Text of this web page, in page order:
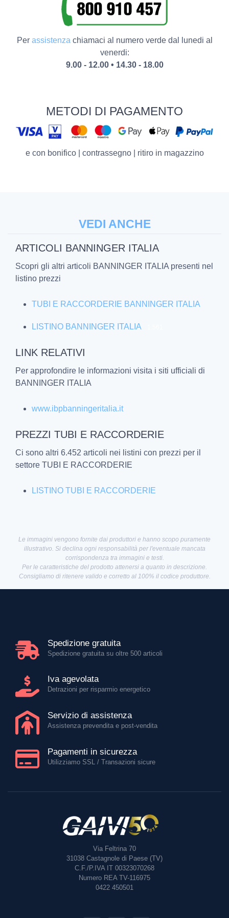
Per assistenzachiamaci al numero verde dal lunedi al
venerdi:
9.00 - 12.00 • 14.30 - 18.00
METODI DI PAGAMENTO
e con bonifico | contrassegno | ritiro in magazzino
VEDI ANCHE
ARTICOLI BANNINGER ITALIA
Scopri gli altri articoli BANNINGER ITALIA presenti nel
listino prezzi
TUBI E RACCORDERIE BANNINGER ITALIA
LISTINO BANNINGER ITALIA
LINK RELATIVI
Per approfondire le informazioni visita i siti ufficiali di
BANNINGER ITALIA
www.ibpbanningeritalia.it
PREZZI TUBI E RACCORDERIE
Ci sono altri 6.452 articoli nei listini con prezzi per il
settore TUBI E RACCORDERIE
LISTINO TUBI E RACCORDERIE
Le immagini vengono fornite dai produttori e hanno scopo puramente
illustrativo. Si declina ogni responsabilità per l'eventuale mancata
corrispondenza tra immagini e testi.
Per le caratteristiche del prodotto attenersi a quanto in descrizione.
Consigliamo di ritenere valido e corretto al 100% il codice produttore.
Spedizione gratuita
Spedizione gratuita su oltre 500 articoli
Iva agevolata
Detrazioni per risparmio energetico
Servizio di assistenza
Assistenza prevendita e post-vendita
Pagamenti in sicurezza
Utilizziamo SSL / Transazioni sicure
Via Feltrina 70
31038 Castagnole di Paese (TV)
C.F./P.IVA IT 00323070268
Numero REA TV-116975
0422 450501